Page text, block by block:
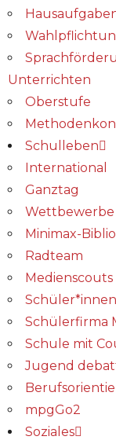
Unterrichten
Oberstufe
Schulleben
International
Ganztag
Wettbewerbe
Minimax-
Radteam
Medienscouts
Schülerfirma
Schule mit
Jugend
mpgGo2
Soziales